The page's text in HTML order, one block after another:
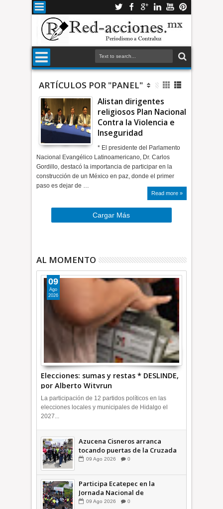
ARTÍCULOS POR "PANEL"
Alistan dirigentes
religiosos Plan Nacional
Contra la Violencia e
Inseguridad
* El presidente del Parlamento
Nacional Evangélico Latinoamericano, Dr. Carlos
Gordillo, destacó la importancia de participar en la
construcción de un México en paz, donde el primer
paso es dejar de …
Read more »
Cargar Más
AL MOMENTO
Elecciones: sumas y restas * DESLINDE,
por Alberto Witvrun
09
Ago
2026
La participación de 12 partidos políticos en las
elecciones locales y municipales de Hidalgo el
2027...
Azucena Cisneros arranca
tocando puertas de la Cruzada
Violeta en la Colosio +Video |
09 Ago 2026 0
Participa Ecatepec en la
Jornada Nacional de
Reforestación; plantan 3 mil
09 Ago 2026 0